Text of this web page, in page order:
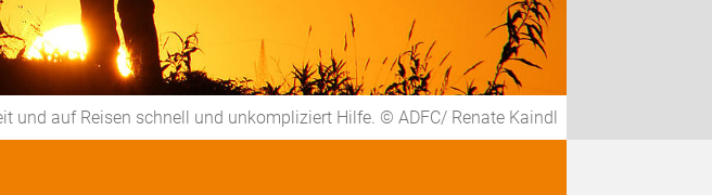
und auf Reisen schnell und unkompliziert Hilfe. © ADFC/ Renate Kaindl